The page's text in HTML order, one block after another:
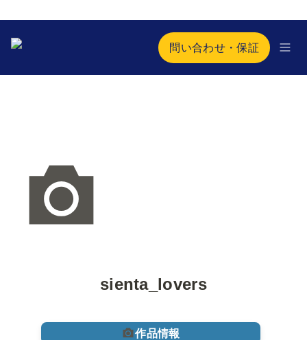
問い合わせ・保証
sienta_lovers
作品情報